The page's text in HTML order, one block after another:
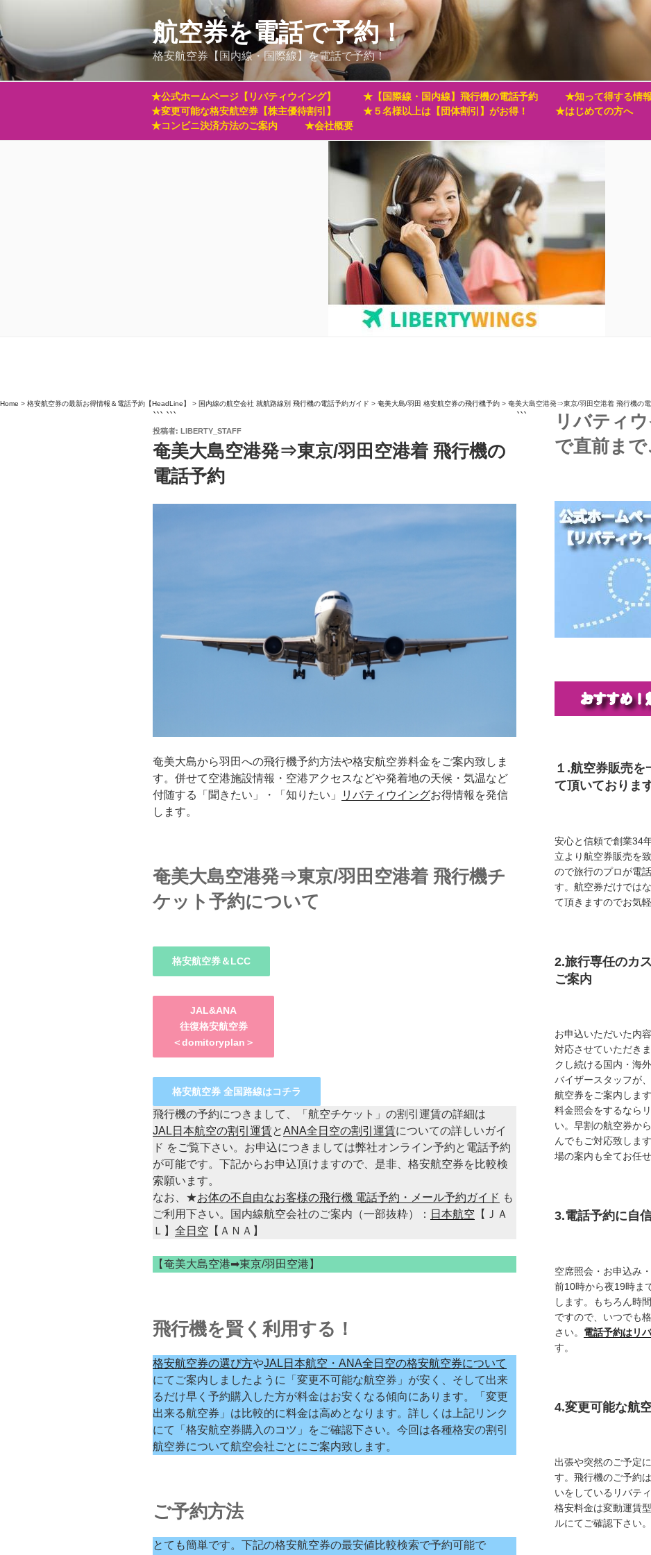
ン
テ
ン
ツ
ッ
航空券を電話で予約！
格安航空券【国内線・国際線】を電話で予約！
★公式ホームページ【リバティウイング】 ★【国際線・国内線】飛行機の電話予約
★知って得する情報
★変更可能な格安航空券【株主優待割引】
★５名様以上は【団体割引】がお得！
★はじめての方へ
★コンビニ決済方法のご案内
★会社概要
Home > 格安航空券の最新お得情報＆電話予約【HeadLine】 > 国内線の航空会社 就航路線別 飛行機の電話予約ガイド > 奄美大島/羽田 格安航空券の飛行機予約 > 奄美大島空港発⇒東京/羽田空港着 飛行機の
``` ```
投
日:
投稿者: LIBERTY_STAFF
奄美大島空港発⇒東京/羽田空港着 飛行機の
電話予約
奄美大島から羽田への飛行機予約方法や格安航空券料金をご案内致しま
す。併せて空港施設情報・空港アクセスなどや発着地の天候・気温など
付随する「聞きたい」・「知りたい」
リバティウイングお得情報を発信
します。
奄美大島空港発⇒東京/羽田空港着 飛行機チ
ケット予約について
格安航空券＆LCC
JAL&ANA
往復格安航空券
＜domitoryplan＞
格安航空券 全国路線はコチラ
飛行機の予約につきまして、「航空チケット」の割引運賃の詳細は
JAL日本航空の割引運賃とANA全日空の割引運賃についての詳しいガイ
ド をご覧下さい。お申込につきましては弊社オンライン予約と電話予約
が可能です。下記からお申込頂けますので、是非、格安航空券を比較検
索願います。
なお、★お体の不自由なお客様の飛行機 電話予約・メール予約ガイド も
ご利用下さい。国内線航空会社のご案内（一部抜粋）： 日本航空 【ＪＡ
Ｌ】 全日空 【ＡＮＡ】
【奄美大島空港➡東京/羽田空港】
飛行機を賢く利用する！
格安航空券の選び方やJAL日本航空・ANA全日空の格安航空券について
にてご案内しましたように「変更不可能な航空券」が安く、そして出来
るだけ早く予約購入した方が料金はお安くなる傾向にあります。「変更
出来る航空券」は比較的に料金は高めとなります。詳しくは上記リンク
にて「格安航空券購入のコツ」をご確認下さい。今回は各種格安の割引
航空券について航空会社ごとにご案内致します。
ご予約方法
とても簡単です。下記の格安航空券の最安値比較検索で予約可能で
リバティ
で直前まで
１.航空券販売
て頂いております
安心と信頼で創業34
立より航空券販売を
ので旅行のプロが電
す。航空券だけでは
て頂きますのでお気
2.旅行専任のカ
ご案内
お申込いただいた内
対応させていただき
クし続ける国内・海
バイザースタッフが
航空券をご案内しま
料金照会をするなら
い。早割の航空券か
んでもご対応致しま
場の案内も全てお任せ
3.電話予約に自
空席照会・お申込み
前10時から夜19時ま
します。もちろん時
ですので、いつでも
さい。 電話予約はリ
す。
4.変更可能な航
出張や突然のご予定
す。飛行機のご予約
いをしているリバテ
格安料金は変動運賃
ルにてご確認下さい。
```